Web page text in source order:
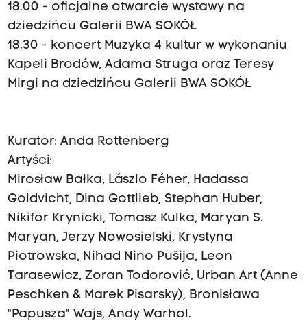
18.00 - oficjalne otwarcie wystawy na
dziedzińcu Galerii BWA SOKÓŁ
18.30 - koncert Muzyka 4 kultur w wykonaniu
Kapeli Brodów, Adama Struga oraz Teresy
Mirgi na dziedzińcu Galerii BWA SOKÓŁ
Kurator: Anda Rottenberg
Artyści:
Mirosław Bałka, Lászlo Féher, Hadassa
Goldvicht, Dina Gottlieb, Stephan Huber,
Nikifor Krynicki, Tomasz Kulka, Maryan S.
Maryan, Jerzy Nowosielski, Krystyna
Piotrowska, Nihad Nino Pušija, Leon
Tarasewicz, Zoran Todorović, Urban Art (Anne
Peschken & Marek Pisarsky), Bronisława
"Papusza" Wajs, Andy Warhol.